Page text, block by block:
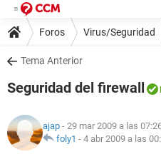
Foros Virus/Seguridad
Tema Anterior
Seguridad del firewall
ajap - 29 mar 2009 a las
foly1 - 4 abr 2009 a las